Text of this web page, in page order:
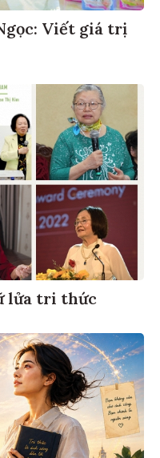
Viết giá trị
lửa tri thức